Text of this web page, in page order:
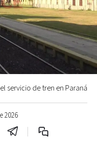
2026
servicio de tren en Paraná